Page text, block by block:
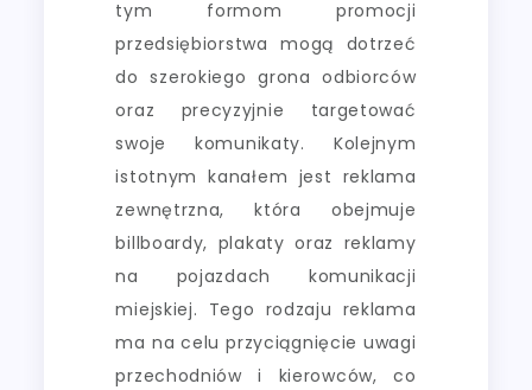
tym formom promocji
przedsiębiorstwa mogą dotrzeć
do szerokiego grona odbiorców
oraz precyzyjnie targetować
swoje komunikaty. Kolejnym
istotnym kanałem jest reklama
zewnętrzna, która obejmuje
billboardy, plakaty oraz reklamy
na pojazdach komunikacji
miejskiej. Tego rodzaju reklama
ma na celu przyciągnięcie uwagi
przechodniów i kierowców, co